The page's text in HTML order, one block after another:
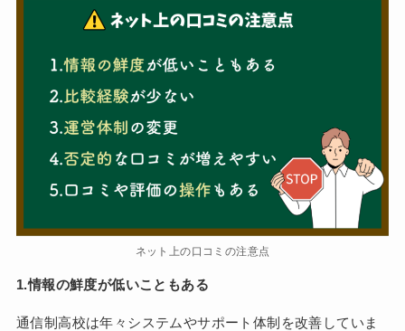
ネット上の口コミの注意点
1.情報の鮮度が低いこともある
通信制高校は年々システムやサポート体制を改善していま